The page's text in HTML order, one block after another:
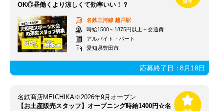
OK◎昼働くより涼しくて効率いい！？
名鉄三河線 越戸駅
時給1500～1875円以上＋交通費
アルバイト・パート
愛知県豊田市
応募終了日：8月18日
名鉄商店MEICHIKA※2026年9月オープン
【お土産販売スタッフ】オープニング時給1400円☆名